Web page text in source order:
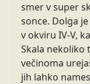
smer v super
sonce. Dolga
v okviru IV-V,
Skala nekoliko
večinoma
jih lahko